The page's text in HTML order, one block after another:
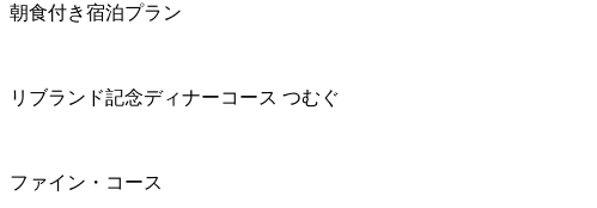
朝食付き宿泊プラン
リブランド記念ディナーコース つむぐ
ファイン・コース